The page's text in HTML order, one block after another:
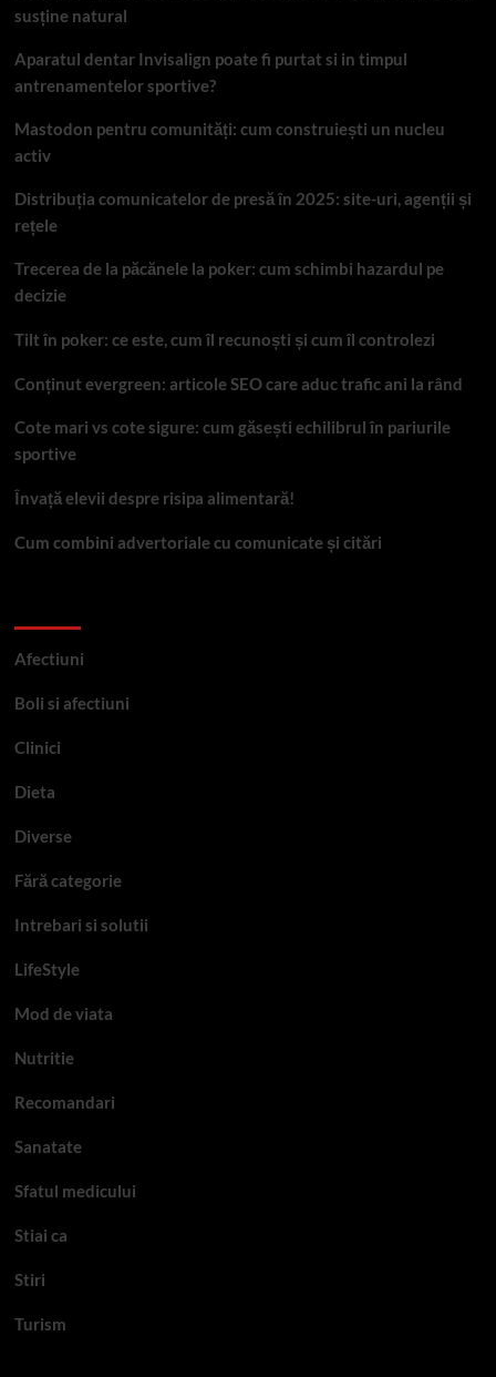
susține natural
Aparatul dentar Invisalign poate fi purtat si in timpul
antrenamentelor sportive?
Mastodon pentru comunități: cum construiești un nucleu
activ
Distribuția comunicatelor de presă în 2025: site-uri, agenții și
rețele
Trecerea de la păcănele la poker: cum schimbi hazardul pe
decizie
Tilt în poker: ce este, cum îl recunoști și cum îl controlezi
Conținut evergreen: articole SEO care aduc trafic ani la rând
Cote mari vs cote sigure: cum găsești echilibrul în pariurile
sportive
Învață elevii despre risipa alimentară!
Cum combini advertoriale cu comunicate și citări
Afectiuni
Boli si afectiuni
Clinici
Dieta
Diverse
Fără categorie
Intrebari si solutii
LifeStyle
Mod de viata
Nutritie
Recomandari
Sanatate
Sfatul medicului
Stiai ca
Stiri
Turism